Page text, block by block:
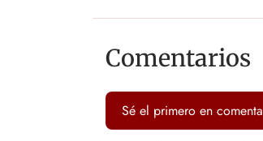
Comentarios
Sé el primero en